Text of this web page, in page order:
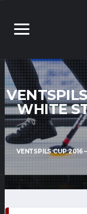
WHITE
VENTSPILS CUP 2016